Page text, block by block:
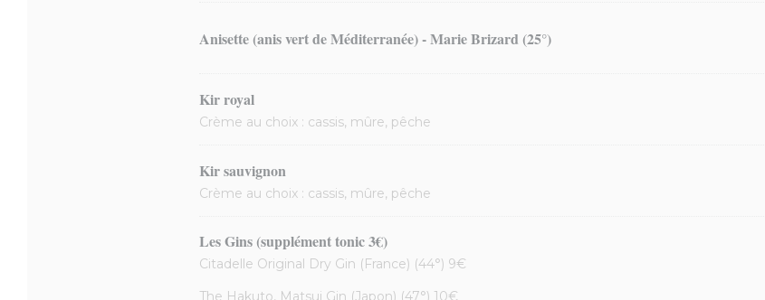
Anisette (anis vert de Méditerranée) - Marie Brizard (25°)
Kir royal
Crème au choix : cassis, mûre, pêche
Kir sauvignon
Crème au choix : cassis, mûre, pêche
Les Gins (supplément tonic 3€)
Citadelle Original Dry Gin (France) (44°) 9€
The Hakuto, Matsui Gin (Japon) (47°) 10€